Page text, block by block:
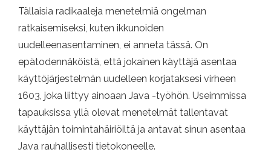
Tällaisia ​​radikaaleja menetelmiä ongelman
ratkaisemiseksi, kuten ikkunoiden
uudelleenasentaminen, ei anneta tässä. On
epätodennäköistä, että jokainen käyttäjä asentaa
käyttöjärjestelmän uudelleen korjataksesi virheen
1603, joka liittyy ainoaan Java -työhön. Useimmissa
tapauksissa yllä olevat menetelmät tallentavat
käyttäjän toimintahäiriöiltä ja antavat sinun asentaa
Java rauhallisesti tietokoneelle.